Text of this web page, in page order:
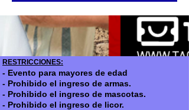
RESTRICCIONES:
- Evento para mayores de edad
- Prohibido el ingreso de armas.
- Prohibido el ingreso de mascotas.
- Prohibido el ingreso de licor.